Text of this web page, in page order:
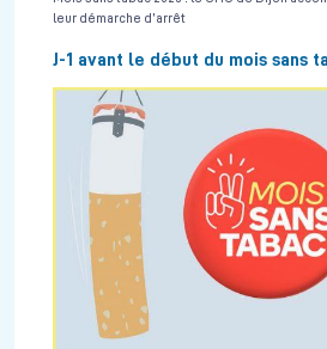
leur démarche d’arrêt
J-1 avant le début du mois sans